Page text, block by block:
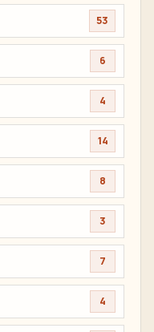
53
6
4
14
8
3
7
4